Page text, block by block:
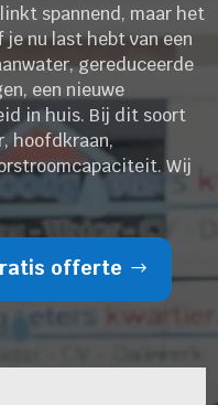
spannend, maar het
nu last hebt van een
gereduceerde
een nieuwe
in huis. Bij dit soort
hoofdkraan,
Wij
offerte